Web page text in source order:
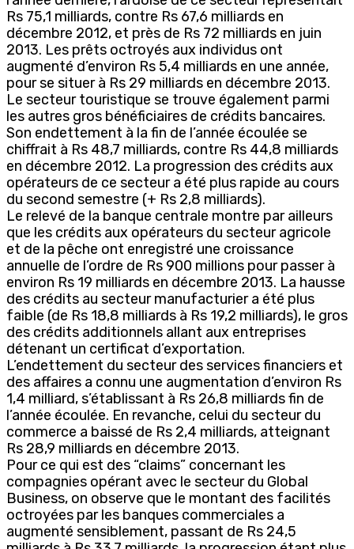
Rs 75,1 milliards, contre Rs 67,6 milliards en
décembre 2012, et près de Rs 72 milliards en juin
2013. Les prêts octroyés aux individus ont
augmenté d’environ Rs 5,4 milliards en une année,
pour se situer à Rs 29 milliards en décembre 2013.
Le secteur touristique se trouve également parmi
les autres gros bénéficiaires de crédits bancaires.
Son endettement à la fin de l’année écoulée se
chiffrait à Rs 48,7 milliards, contre Rs 44,8 milliards
en décembre 2012. La progression des crédits aux
opérateurs de ce secteur a été plus rapide au cours
du second semestre (+ Rs 2,8 milliards).
Le relevé de la banque centrale montre par ailleurs
que les crédits aux opérateurs du secteur agricole
et de la pêche ont enregistré une croissance
annuelle de l’ordre de Rs 900 millions pour passer à
environ Rs 19 milliards en décembre 2013. La hausse
des crédits au secteur manufacturier a été plus
faible (de Rs 18,8 milliards à Rs 19,2 milliards), le gros
des crédits additionnels allant aux entreprises
détenant un certificat d’exportation.
L’endettement du secteur des services financiers et
des affaires a connu une augmentation d’environ Rs
1,4 milliard, s’établissant à Rs 26,8 milliards fin de
l’année écoulée. En revanche, celui du secteur du
commerce a baissé de Rs 2,4 milliards, atteignant
Rs 28,9 milliards en décembre 2013.
Pour ce qui est des “claims” concernant les
compagnies opérant avec le secteur du Global
Business, on observe que le montant des facilités
octroyées par les banques commerciales a
augmenté sensiblement, passant de Rs 24,5